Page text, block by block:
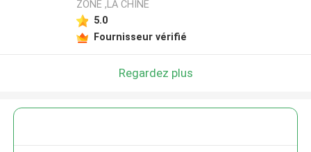
ZONE ,LA CHINE
5.0
Fournisseur vérifié
Regardez plus